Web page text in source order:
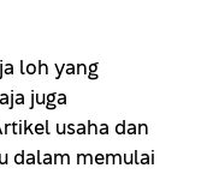
loh yang
juga
usaha dan
dalam memulai